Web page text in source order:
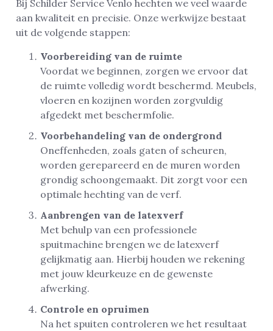
Bij Schilder Service Venlo hechten we veel waarde
aan kwaliteit en precisie. Onze werkwijze bestaat
uit de volgende stappen:
Voorbereiding van de ruimte
Voordat we beginnen, zorgen we ervoor dat
de ruimte volledig wordt beschermd. Meubels,
vloeren en kozijnen worden zorgvuldig
afgedekt met beschermfolie.
Voorbehandeling van de ondergrond
Oneffenheden, zoals gaten of scheuren,
worden gerepareerd en de muren worden
grondig schoongemaakt. Dit zorgt voor een
optimale hechting van de verf.
Aanbrengen van de latexverf
Met behulp van een professionele
spuitmachine brengen we de latexverf
gelijkmatig aan. Hierbij houden we rekening
met jouw kleurkeuze en de gewenste
afwerking.
Controle en opruimen
Na het spuiten controleren we het resultaat